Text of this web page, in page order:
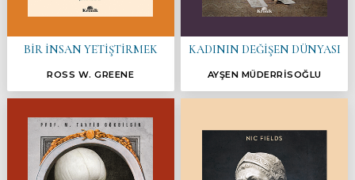
BİR İNSAN YETİŞTİRMEK
ROSS W. GREENE
KADININ DEĞİŞEN DÜNYASI
AYŞEN MÜDERRİSOĞLU